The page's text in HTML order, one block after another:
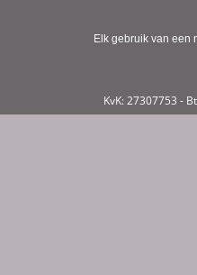
Elk gebruik van een
KvK: 27307753 -